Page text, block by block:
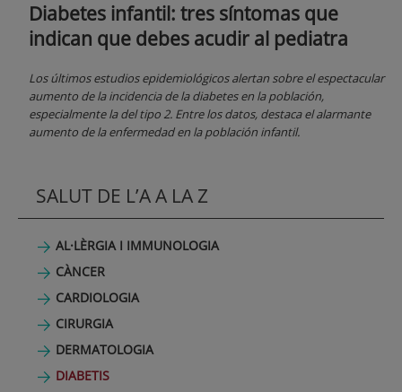
Diabetes infantil: tres síntomas que
indican que debes acudir al pediatra
Los últimos estudios epidemiológicos alertan sobre el espectacular
aumento de la incidencia de la diabetes en la población,
especialmente la del tipo 2. Entre los datos, destaca el alarmante
aumento de la enfermedad en la población infantil.
SALUT DE L’A A LA Z
AL·LÈRGIA I IMMUNOLOGIA
CÀNCER
CARDIOLOGIA
CIRURGIA
DERMATOLOGIA
DIABETIS